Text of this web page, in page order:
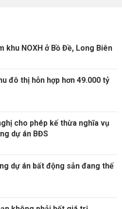
khu NOXH ở Bồ Đề, Long Biên
đô thị hỗn hợp hơn 49.000 tỷ
cho phép kế thừa nghĩa vụ
dự án BĐS
dự án bất động sản đang thế